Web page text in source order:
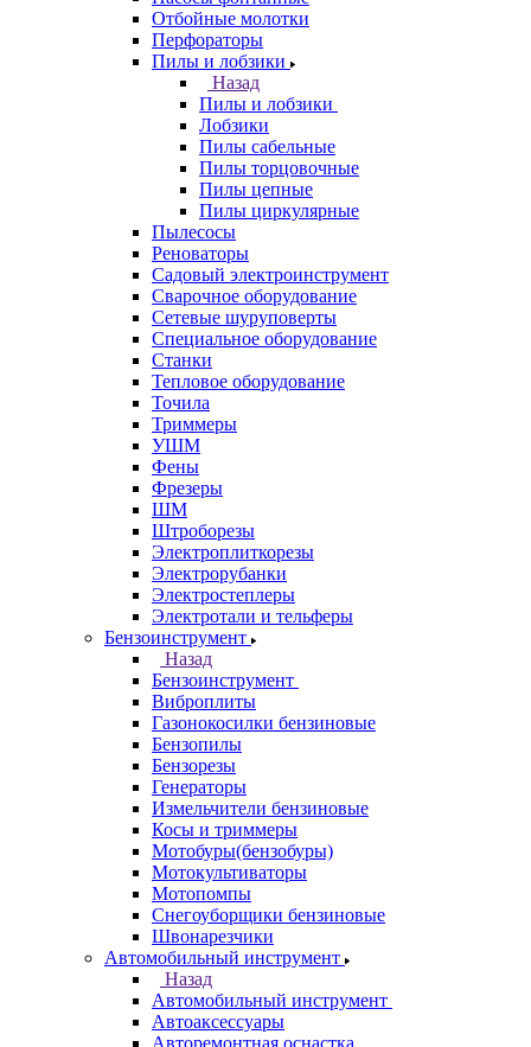
Отбойные молотки
Перфораторы
Пилы и лобзики
Назад
Пилы и лобзики
Лобзики
Пилы сабельные
Пилы торцовочные
Пилы цепные
Пилы циркулярные
Пылесосы
Реноваторы
Садовый электроинструмент
Сварочное оборудование
Сетевые шуруповерты
Специальное оборудование
Станки
Тепловое оборудование
Точила
Триммеры
УШМ
Фены
Фрезеры
ШМ
Штроборезы
Электроплиткорезы
Электрорубанки
Электростеплеры
Электротали и тельферы
Бензоинструмент
Назад
Бензоинструмент
Виброплиты
Газонокосилки бензиновые
Бензопилы
Бензорезы
Генераторы
Измельчители бензиновые
Косы и триммеры
Мотобуры(бензобуры)
Мотокультиваторы
Мотопомпы
Снегоуборщики бензиновые
Швонарезчики
Автомобильный инструмент
Назад
Автомобильный инструмент
Автоаксессуары
Авторемонтная оснастка